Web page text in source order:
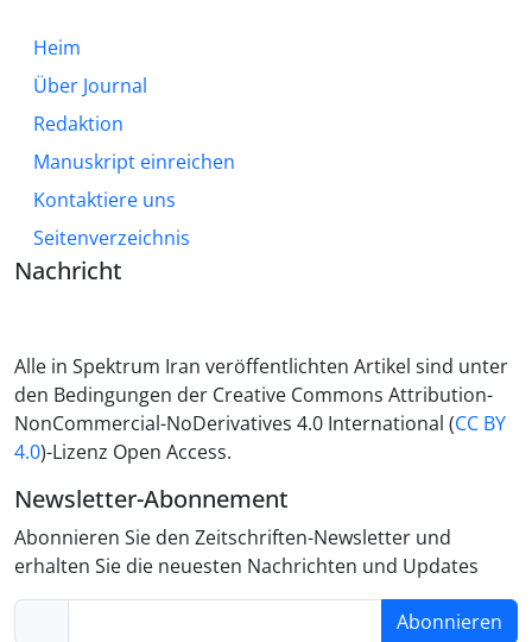
Heim
Über Journal
Redaktion
Manuskript einreichen
Kontaktiere uns
Seitenverzeichnis
Nachricht
Alle in Spektrum Iran veröffentlichten Artikel sind unter
den Bedingungen der Creative Commons Attribution-
NonCommercial-NoDerivatives 4.0 International (CC BY
4.0)-Lizenz Open Access.
Newsletter-Abonnement
Abonnieren Sie den Zeitschriften-Newsletter und
erhalten Sie die neuesten Nachrichten und Updates
Abonnieren